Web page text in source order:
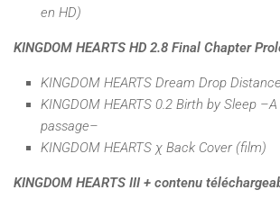
en HD)
KINGDOM HEARTS HD 2.8 Final Chapter
KINGDOM HEARTS Dream Drop
KINGDOM HEARTS 0.2 Birth by Sleep
passage–
KINGDOM HEARTS χ Back Cover (film)
KINGDOM HEARTS III + contenu